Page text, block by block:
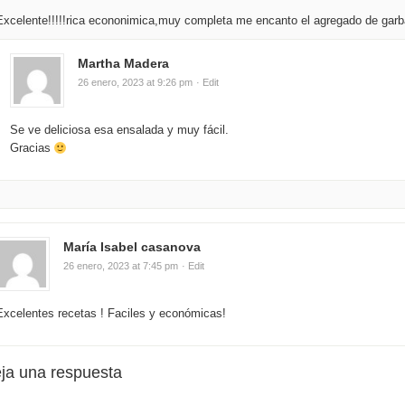
econonimica,muy completa me encanto el agregado de
Martha Madera
26 enero, 2023 at 9:26 pm · Edit
Se ve deliciosa esa ensalada y muy fácil.
Gracias
María Isabel casanova
26 enero, 2023 at 7:45 pm · Edit
recetas ! Faciles y económicas!
una respuesta